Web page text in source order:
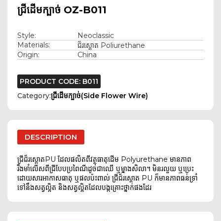
ជ្រីដើមក្បាច់ OZ-B011
Style:
Neoclassic
Materials:
ជ័រស្ពោត Poliurethane
Origin:
China
PRODUCT CODE: B011
Category:ជ្រីដើមក្បាច់(Side Flower Wire)
DESCRIPTION
ជ្រីជ័រស្ពោតPU ដែលផលិតពីវត្ថុធាតុដើម Polyurethane មានភាព
រឹងមាំលើសពីជ្រីបែបប្រពៃណីដូចជាឈើ ឬម្នាងសិលា។ មិនរលួយ ឬប្រេះ
ដោយសារអាកាសធាតុ ឬផលប៉ះពាល់ ជ្រីជ័រស្ពោត PU ក៏មានភាពធន់ទ្រាំ
ទៅនឹងសត្វល្អិត និងសត្វល្អិតដែលបង្កគ្រោះថ្នាក់ផងដែរ